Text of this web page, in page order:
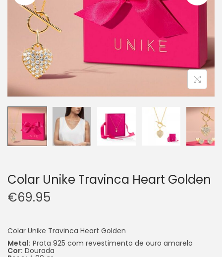
Colar Unike Travinca Heart Golden
€69.95
Colar Unike Travinca Heart Golden
Metal: Prata 925 com revestimento de ouro amarelo
Cor: Dourada